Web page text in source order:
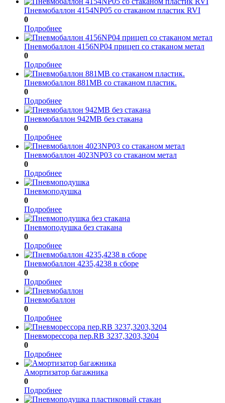
Пневмобаллон 4154NP05 со стаканом пластик RVI
0
Подробнее
Пневмобаллон 4156NP04 прицеп со стаканом метал
0
Подробнее
Пневмобаллон 881МВ со стаканом пластик.
0
Подробнее
Пневмобаллон 942MB без стакана
0
Подробнее
Пневмобаллон 4023NP03 со стаканом метал
0
Подробнее
Пневмоподушка
0
Подробнее
Пневмоподушка без стакана
0
Подробнее
Пневмобаллон 4235,4238 в сборе
0
Подробнее
Пневмобаллон
0
Подробнее
Пневморессора пер.RB 3237,3203,3204
0
Подробнее
Амортизатор багажника
0
Подробнее